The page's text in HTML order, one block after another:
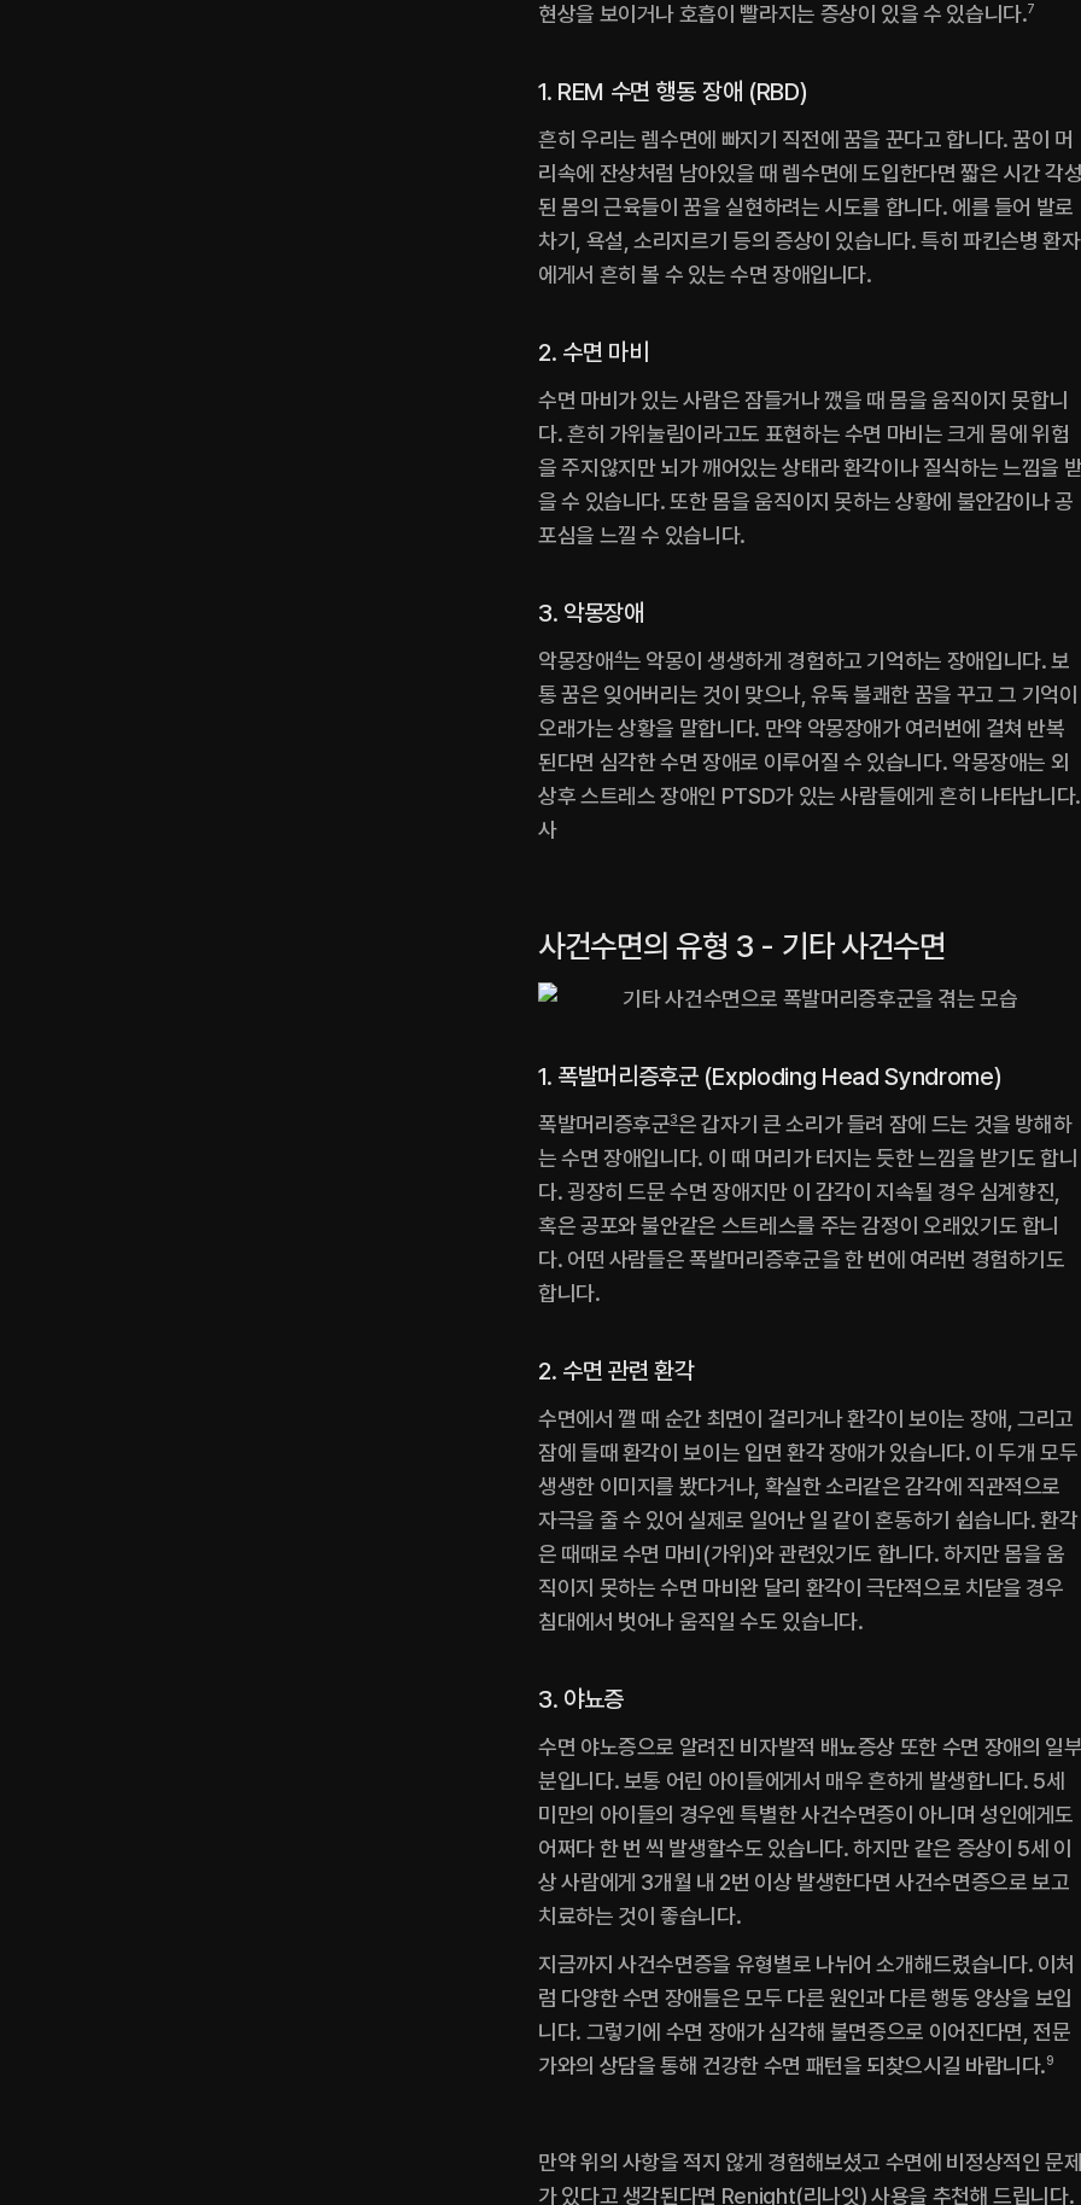
현상을 보이거나 호흡이 빨라지는 증상이 있을 수 있습니다.7
1. REM 수면 행동 장애 (RBD)
흔히 우리는 렘수면에 빠지기 직전에 꿈을 꾼다고 합니다. 꿈이 머
리속에 잔상처럼 남아있을 때 렘수면에 도입한다면 짧은 시간 각
된 몸의 근육들이 꿈을 실현하려는 시도를 합니다. 에를 들어 발로
차기, 욕설, 소리지르기 등의 증상이 있습니다. 특히 파킨슨병 환자
에게서 흔히 볼 수 있는 수면 장애입니다.
2. 수면 마비
수면 마비가 있는 사람은 잠들거나 깼을 때 몸을 움직이지 못합니
다. 흔히 가위눌림이라고도 표현하는 수면 마비는 크게 몸에 위험
을 주지않지만 뇌가 깨어있는 상태라 환각이나 질식하는 느낌을
을 수 있습니다. 또한 몸을 움직이지 못하는 상황에 불안감이나 공
포심을 느낄 수 있습니다.
3. 악몽장애
악몽장애4는 악몽이 생생하게 경험하고 기억하는 장애입니다. 보
통 꿈은 잊어버리는 것이 맞으나, 유독 불쾌한 꿈을 꾸고 그 기억이
오래가는 상황을 말합니다. 만약 악몽장애가 여러번에 걸쳐 반복
된다면 심각한 수면 장애로 이루어질 수 있습니다. 악몽장애는 외
상후 스트레스 장애인 PTSD가 있는 사람들에게 흔히 나타납니다.
사
사건수면의 유형 3 - 기타 사건수면
1. 폭발머리증후군 (Exploding Head Syndrome)
폭발머리증후군3은 갑자기 큰 소리가 들려 잠에 드는 것을 방해하
는 수면 장애입니다. 이 때 머리가 터지는 듯한 느낌을 받기도 합니
다. 굉장히 드문 수면 장애지만 이 감각이 지속될 경우 심계향진,
혹은 공포와 불안같은 스트레스를 주는 감정이 오래있기도 합니
다. 어떤 사람들은 폭발머리증후군을 한 번에 여러번 경험하기도
합니다.
2. 수면 관련 환각
수면에서 깰 때 순간 최면이 걸리거나 환각이 보이는 장애, 그리고
잠에 들때 환각이 보이는 입면 환각 장애가 있습니다. 이 두개 모두
생생한 이미지를 봤다거나, 확실한 소리같은 감각에 직관적으로
자극을 줄 수 있어 실제로 일어난 일 같이 혼동하기 쉽습니다. 환각
은 때때로 수면 마비(가위)와 관련있기도 합니다. 하지만 몸을 움
직이지 못하는 수면 마비완 달리 환각이 극단적으로 치닫을 경우
침대에서 벗어나 움직일 수도 있습니다.
3. 야뇨증
수면 야노증으로 알려진 비자발적 배뇨증상 또한 수면 장애의 일
분입니다. 보통 어린 아이들에게서 매우 흔하게 발생합니다. 5세
미만의 아이들의 경우엔 특별한 사건수면증이 아니며 성인에게도
어쩌다 한 번 씩 발생할수도 있습니다. 하지만 같은 증상이 5세 이
상 사람에게 3개월 내 2번 이상 발생한다면 사건수면증으로 보고
치료하는 것이 좋습니다.‍
지금까지 사건수면증을 유형별로 나뉘어 소개해드렸습니다. 이처
럼 다양한 수면 장애들은 모두 다른 원인과 다른 행동 양상을 보입
니다. 그렇기에 수면 장애가 심각해 불면증으로 이어진다면, 전문
가와의 상담을 통해 건강한 수면 패턴을 되찾으시길 바랍니다.9
만약 위의 사항을 적지 않게 경험해보셨고 수면에 비정상적인 문
가 있다고 생각된다면 Renight(리나잇) 사용을 추천해 드립니다.